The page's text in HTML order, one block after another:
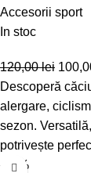
Accesorii sport
In stoc
120,00lei
Descoperă
alergare,
sezon.
potrivește
-17%